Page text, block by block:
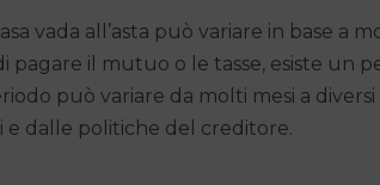
vada all’asta può variare in base a
il mutuo o le tasse, esiste un
può variare da molti mesi a diversi
e dalle politiche del creditore.